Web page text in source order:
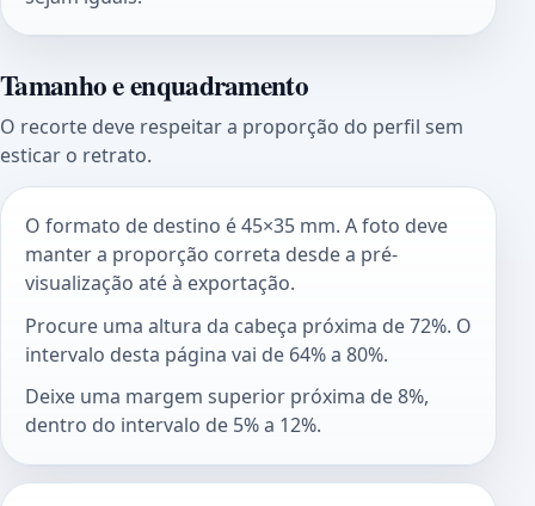
Tamanho e enquadramento
O recorte deve respeitar a proporção do perfil sem
esticar o retrato.
O formato de destino é 45×35 mm. A foto deve
manter a proporção correta desde a pré-
visualização até à exportação.
Procure uma altura da cabeça próxima de 72%. O
intervalo desta página vai de 64% a 80%.
Deixe uma margem superior próxima de 8%,
dentro do intervalo de 5% a 12%.